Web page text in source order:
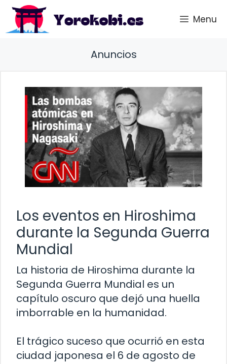
Saltar
contenido
Menu
Anuncios
Los eventos en Hiroshima
durante la Segunda Guerra
Mundial
La historia de Hiroshima durante la
Segunda Guerra Mundial es un
capítulo oscuro que dejó una huella
imborrable en la humanidad.
El trágico suceso que ocurrió en esta
ciudad japonesa el 6 de agosto de